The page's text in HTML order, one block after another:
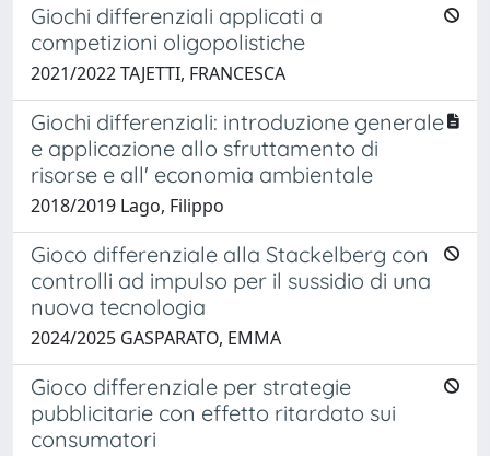
Giochi differenziali applicati a
competizioni oligopolistiche
2021/2022 TAJETTI, FRANCESCA
Giochi differenziali: introduzione generale
e applicazione allo sfruttamento di
risorse e all' economia ambientale
2018/2019 Lago, Filippo
Gioco differenziale alla Stackelberg con
controlli ad impulso per il sussidio di una
nuova tecnologia
2024/2025 GASPARATO, EMMA
Gioco differenziale per strategie
pubblicitarie con effetto ritardato sui
consumatori